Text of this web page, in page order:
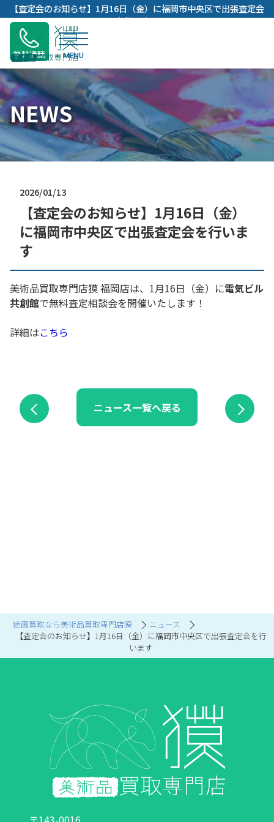
内
容
キ
プ
【査定会のお知らせ】1月16日（金）に福岡市中央区で出張査定会
を行います
無料通話
NEWS
絵画買取なら美術品買取専門店獏
ニュース
【査定会のお知らせ】1月16日（金）に福岡市中央区で出張査定会を行
います
2026/01/13
【査定会のお知らせ】1月16日（金）
に福岡市中央区で出張査定会を行いま
す
美術品買取専門店獏 福岡店は、1月16日（金）に電気ビル
共創館で無料査定相談会を開催いたします！
詳細はこちら
ニュース一覧へ戻る